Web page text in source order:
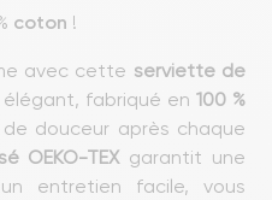
coton !
avec cette serviette de
fabriqué en 100 %
douceur après chaque
OEKO-TEX garantit une
entretien facile, vous